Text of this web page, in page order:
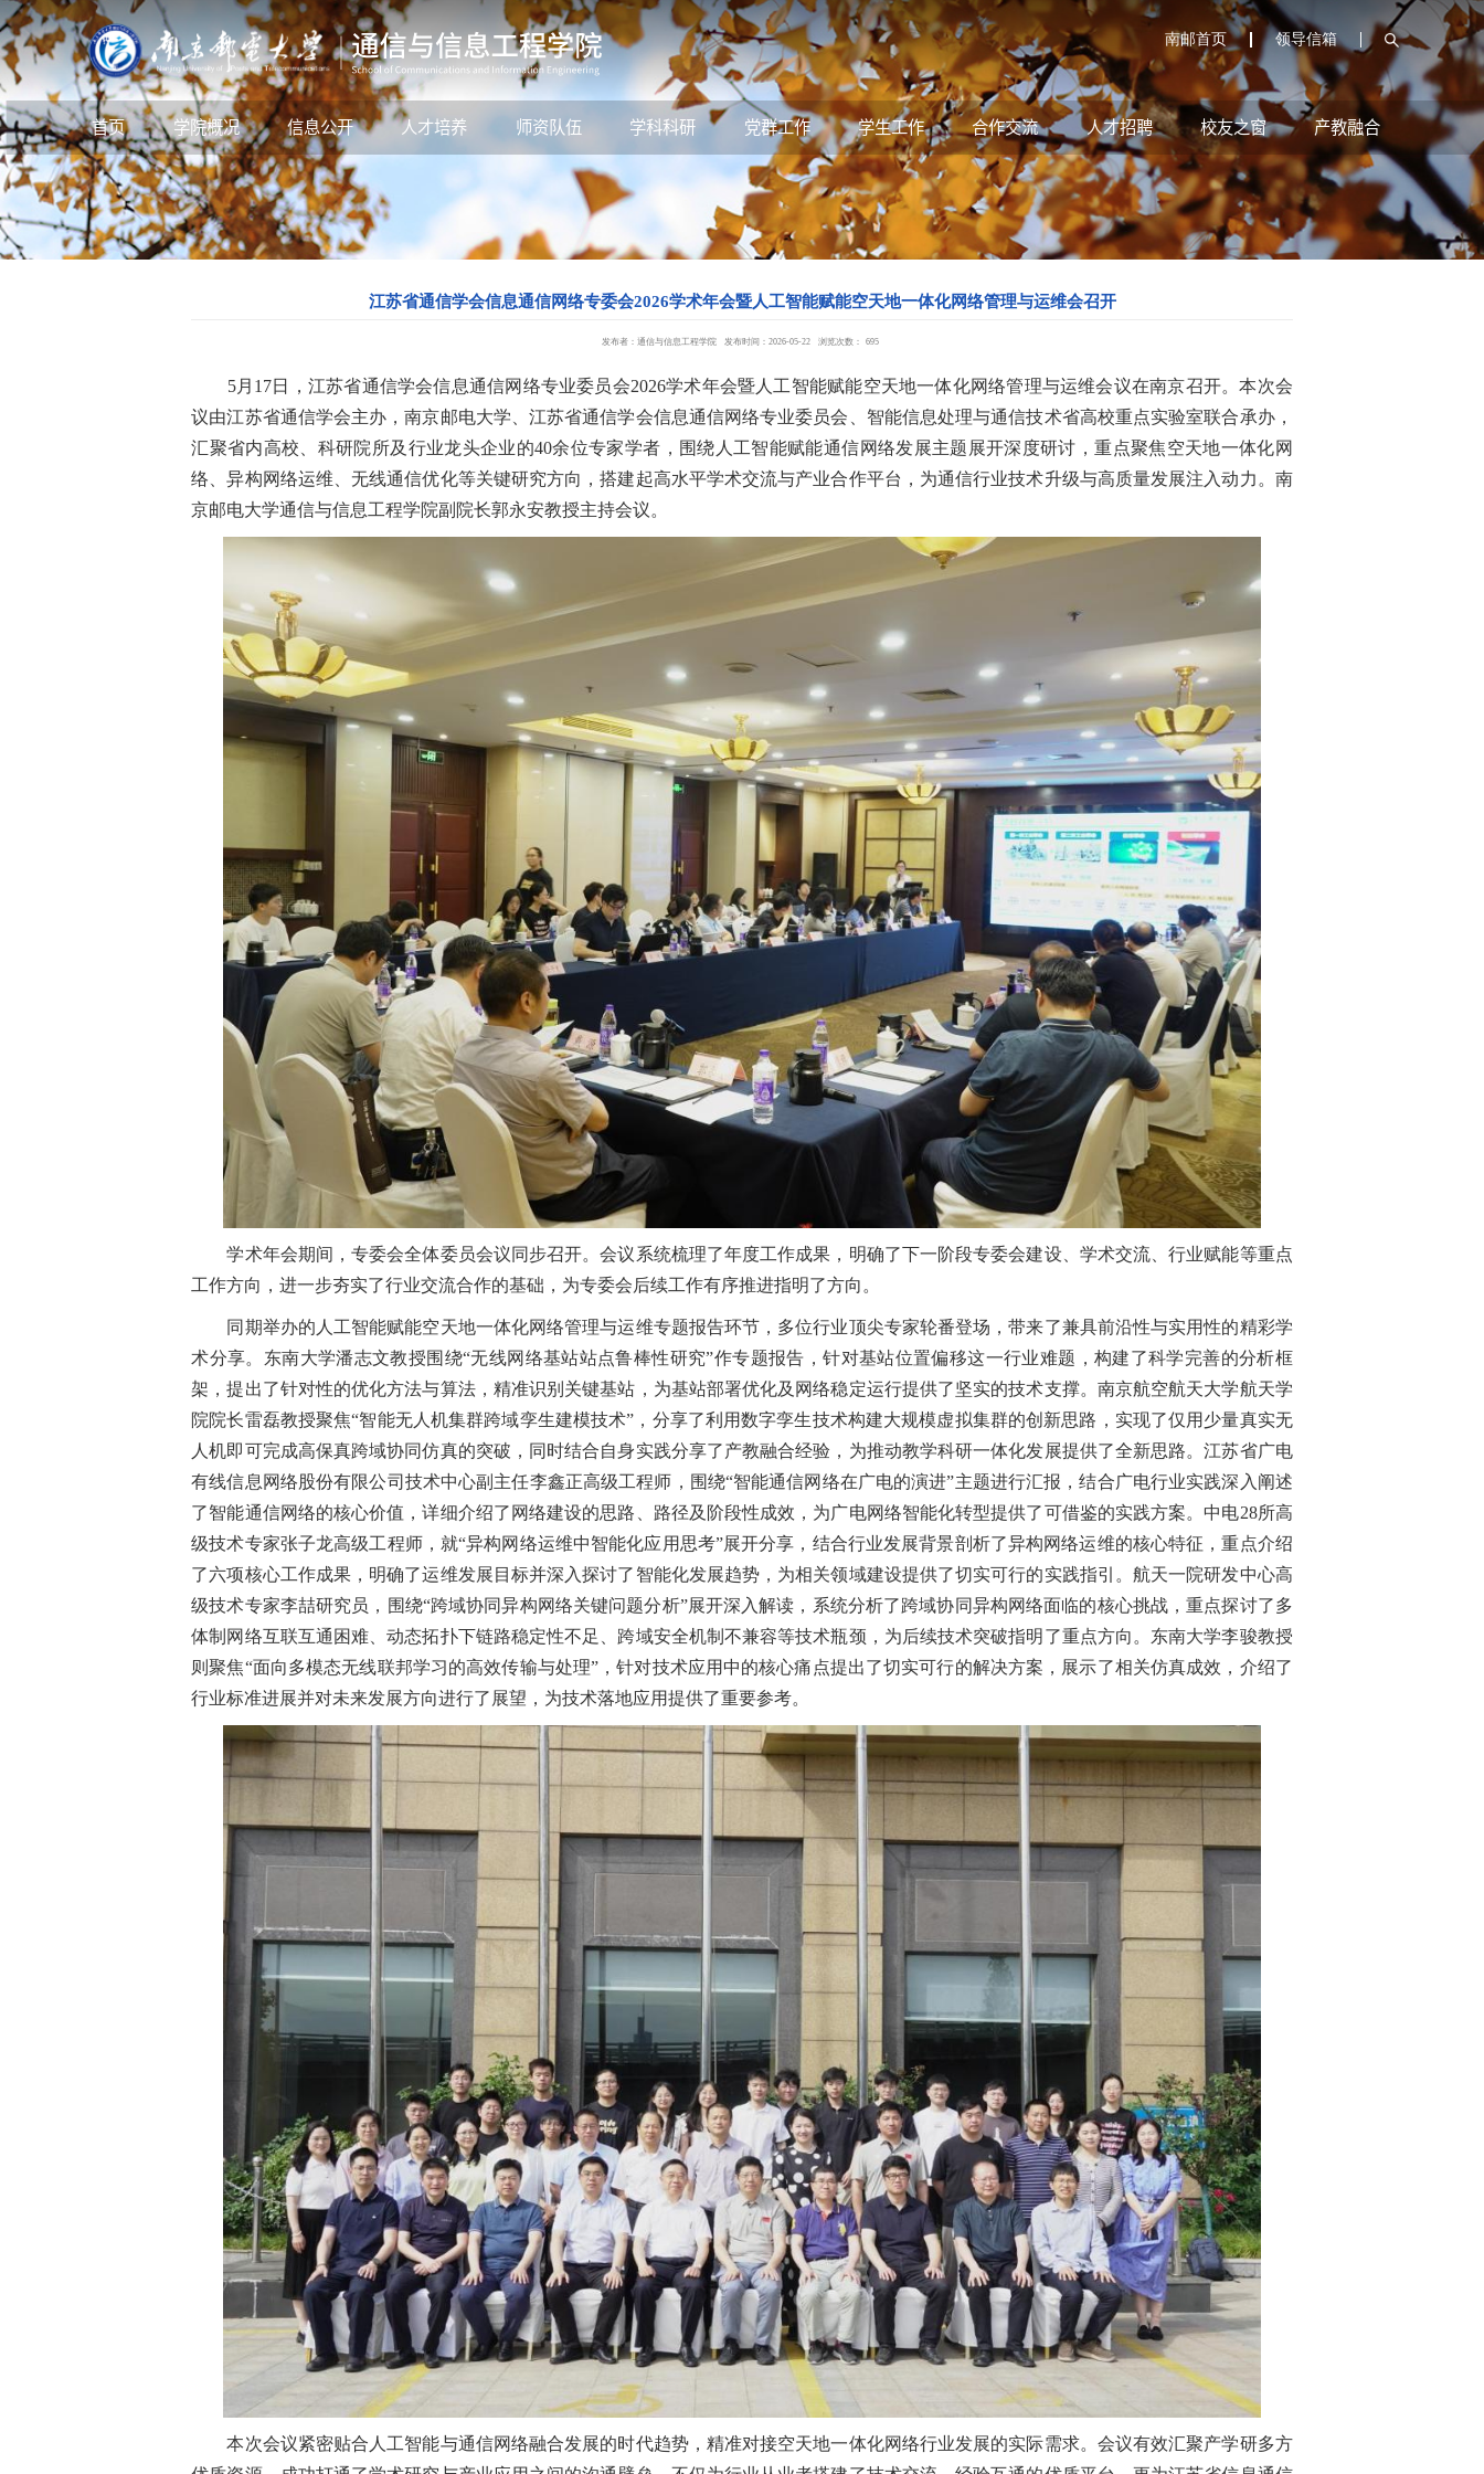
南邮首页 领导信箱
首页 学院概况 信息公开 人才培养 师资队伍 学科科研 党群工作 学生工作 合作交流 人才招聘 校友之窗 产教融合
江苏省通信学会信息通信网络专委会2026学术年会暨人工智能赋能空天地一体化网络管理与运维会召开
发布者：通信与信息工程学院 发布时间：2026-05-22 浏览次数： 695
5月17日，江苏省通信学会信息通信网络专业委员会2026学术年会暨人工智能赋能空天地一体化网络管理与运维会议在南京召开。本次会
议由江苏省通信学会主办，南京邮电大学、江苏省通信学会信息通信网络专业委员会、智能信息处理与通信技术省高校重点实验室联合承办，
汇聚省内高校、科研院所及行业龙头企业的40余位专家学者，围绕人工智能赋能通信网络发展主题展开深度研讨，重点聚焦空天地一体化网
络、异构网络运维、无线通信优化等关键研究方向，搭建起高水平学术交流与产业合作平台，为通信行业技术升级与高质量发展注入动力。南
京邮电大学通信与信息工程学院副院长郭永安教授主持会议。
学术年会期间，专委会全体委员会议同步召开。会议系统梳理了年度工作成果，明确了下一阶段专委会建设、学术交流、行业赋能等重点
工作方向，进一步夯实了行业交流合作的基础，为专委会后续工作有序推进指明了方向。
同期举办的人工智能赋能空天地一体化网络管理与运维专题报告环节，多位行业顶尖专家轮番登场，带来了兼具前沿性与实用性的精彩学
术分享。东南大学潘志文教授围绕“无线网络基站站点鲁棒性研究”作专题报告，针对基站位置偏移这一行业难题，构建了科学完善的分析框
架，提出了针对性的优化方法与算法，精准识别关键基站，为基站部署优化及网络稳定运行提供了坚实的技术支撑。南京航空航天大学航天学
院院长雷磊教授聚焦“智能无人机集群跨域孪生建模技术”，分享了利用数字孪生技术构建大规模虚拟集群的创新思路，实现了仅用少量真实无
人机即可完成高保真跨域协同仿真的突破，同时结合自身实践分享了产教融合经验，为推动教学科研一体化发展提供了全新思路。江苏省广电
有线信息网络股份有限公司技术中心副主任李鑫正高级工程师，围绕“智能通信网络在广电的演进”主题进行汇报，结合广电行业实践深入阐述
了智能通信网络的核心价值，详细介绍了网络建设的思路、路径及阶段性成效，为广电网络智能化转型提供了可借鉴的实践方案。中电28所高
级技术专家张子龙高级工程师，就“异构网络运维中智能化应用思考”展开分享，结合行业发展背景剖析了异构网络运维的核心特征，重点介绍
了六项核心工作成果，明确了运维发展目标并深入探讨了智能化发展趋势，为相关领域建设提供了切实可行的实践指引。航天一院研发中心高
级技术专家李喆研究员，围绕“跨域协同异构网络关键问题分析”展开深入解读，系统分析了跨域协同异构网络面临的核心挑战，重点探讨了多
体制网络互联互通困难、动态拓扑下链路稳定性不足、跨域安全机制不兼容等技术瓶颈，为后续技术突破指明了重点方向。东南大学李骏教授
则聚焦“面向多模态无线联邦学习的高效传输与处理”，针对技术应用中的核心痛点提出了切实可行的解决方案，展示了相关仿真成效，介绍了
行业标准进展并对未来发展方向进行了展望，为技术落地应用提供了重要参考。
本次会议紧密贴合人工智能与通信网络融合发展的时代趋势，精准对接空天地一体化网络行业发展的实际需求。会议有效汇聚产学研多方